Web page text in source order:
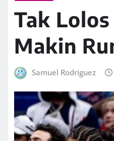
Tak
Makin
Samuel Rodriguez